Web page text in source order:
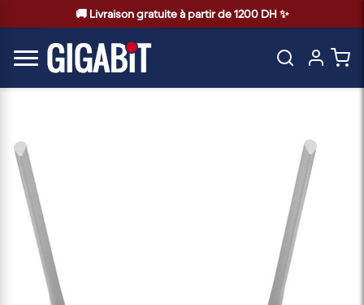
🚚 Livraison gratuite à partir de 1200 DH ✨